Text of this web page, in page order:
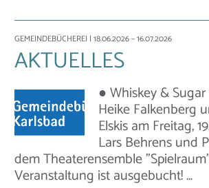
GEMEINDEBÜCHEREI | 18.06.2026 – 16.07.2026
AKTUELLES
● Whiskey &
Heike Falkenberg
Elskis am Freitag,
Lars Behrens und
dem Theaterensemble
Veranstaltung ist ausgebucht! …